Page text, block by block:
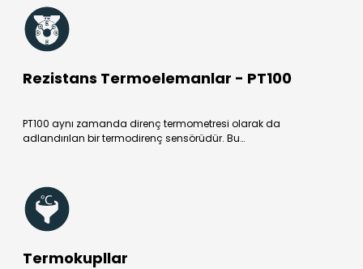
Rezistans Termoelemanlar - PT100
PT100 aynı zamanda direnç termometresi olarak da
adlandırılan bir termodirenç sensörüdür. Bu…
Termokupllar